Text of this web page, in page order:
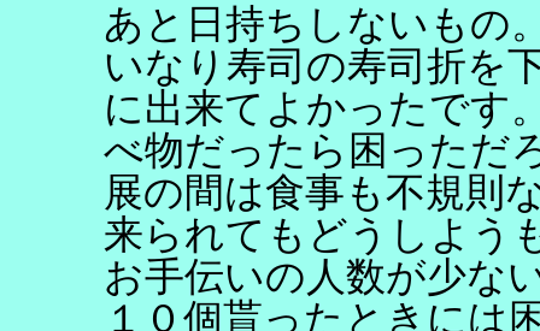
あと日持ちしないもの
いなり寿司の寿司折を
に出来てよかったです
べ物だったら困っただ
展の間は食事も不規則
来られてもどうしよう
お手伝いの人数が少な
１０個貰ったときには